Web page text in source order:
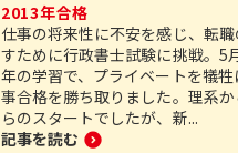
2013年合格
仕事の将来性に不安を感じ、転
すために行政書士試験に挑戦。5
年の学習で、プライベートを犠
事合格を勝ち取りました。理系
らのスタートでしたが、新...
記事を読む